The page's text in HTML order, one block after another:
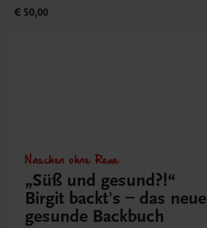
€ 50,00
Naschen ohne Reue
„Süß und gesund?!“
Birgit backt's – das neue
gesunde Backbuch